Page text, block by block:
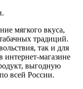
мягкого вкуса,
традиций.
так и для
интернет-магазине
выгодную
всей России.